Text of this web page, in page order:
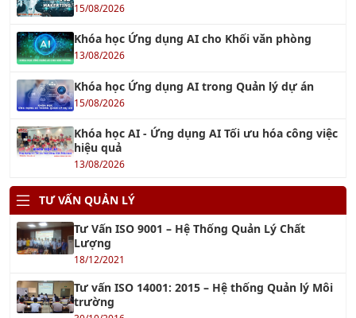
15/08/2026
Khóa học Ứng dụng AI cho Khối văn phòng
13/08/2026
Khóa học Ứng dụng AI trong Quản lý dự án
15/08/2026
Khóa học AI - Ứng dụng AI Tối ưu hóa công việc
hiệu quả
13/08/2026
TƯ VẤN QUẢN LÝ
Tư Vấn ISO 9001 – Hệ Thống Quản Lý Chất
Lượng
18/12/2021
Tư vấn ISO 14001: 2015 – Hệ thống Quản lý Môi
trường